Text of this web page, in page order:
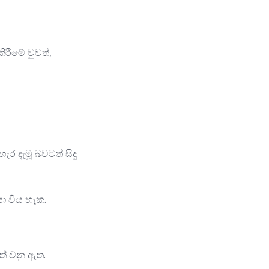
වුවත්,
දැමූ බවටත් සිදු
විය හැක.
වනු ඇත.